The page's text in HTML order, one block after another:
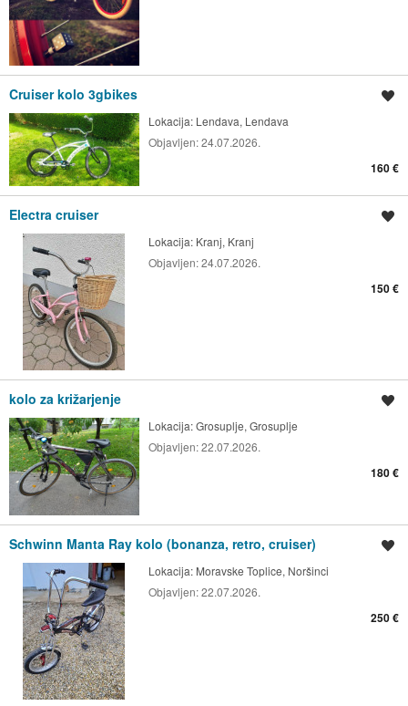
Cruiser kolo 3gbikes
Lokacija: Lendava, Lendava
Objavljen:24.07.2026.
160 €
Electra cruiser
Lokacija: Kranj, Kranj
Objavljen:24.07.2026.
150 €
kolo za križarjenje
Lokacija:Grosuplje, Grosuplje
Objavljen:22.07.2026.
180 €
Schwinn Manta Ray kolo (bonanza, retro, cruiser)
Lokacija: Moravske Toplice, Noršinci
Objavljen:22.07.2026.
250 €